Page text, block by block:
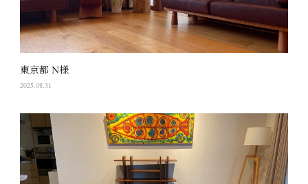
東京都 N様
2025.08.31